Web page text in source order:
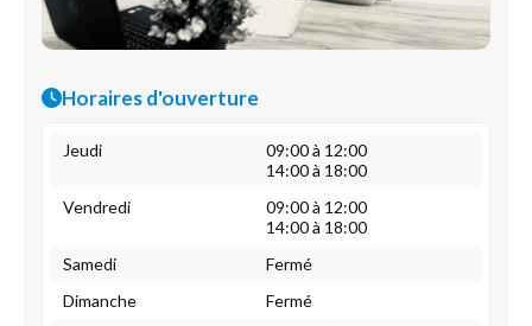
Horaires d'ouverture
Jeudi
09:00 à 12:00
14:00 à 18:00
Vendredi
09:00 à 12:00
14:00 à 18:00
Samedi
Fermé
Dimanche
Fermé